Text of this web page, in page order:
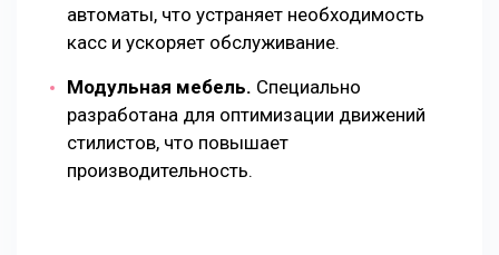
автоматы, что устраняет необходимость
касс и ускоряет обслуживание.
Модульная мебель. Специально
разработана для оптимизации движений
стилистов, что повышает
производительность.